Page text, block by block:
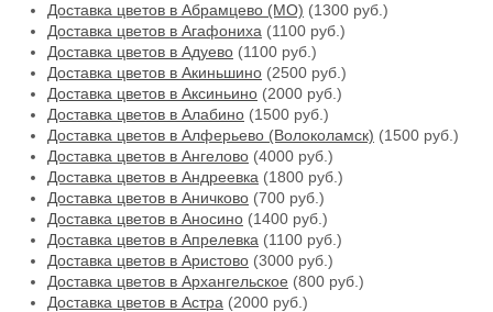
Доставка цветов в Абрамцево (МО) (1300 руб.)
Доставка цветов в Агафониха (1100 руб.)
Доставка цветов в Адуево (1100 руб.)
Доставка цветов в Акиньшино (2500 руб.)
Доставка цветов в Аксиньино (2000 руб.)
Доставка цветов в Алабино (1500 руб.)
Доставка цветов в Алферьево (Волоколамск) (1500 руб.)
Доставка цветов в Ангелово (4000 руб.)
Доставка цветов в Андреевка (1800 руб.)
Доставка цветов в Аничково (700 руб.)
Доставка цветов в Аносино (1400 руб.)
Доставка цветов в Апрелевка (1100 руб.)
Доставка цветов в Аристово (3000 руб.)
Доставка цветов в Архангельское (800 руб.)
Доставка цветов в Астра (2000 руб.)